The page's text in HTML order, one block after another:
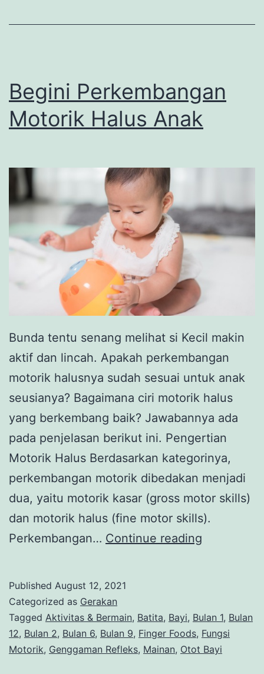
Begini Perkembangan
Motorik Halus Anak
Bunda tentu senang melihat si Kecil makin
aktif dan lincah. Apakah perkembangan
motorik halusnya sudah sesuai untuk anak
seusianya? Bagaimana ciri motorik halus
yang berkembang baik? Jawabannya ada
pada penjelasan berikut ini. Pengertian
Motorik Halus Berdasarkan kategorinya,
perkembangan motorik dibedakan menjadi
dua, yaitu motorik kasar (gross motor skills)
dan motorik halus (fine motor skills).
Perkembangan… Continue reading
Anak
Published August 12, 2021
Categorized as Gerakan
Tagged Aktivitas & Bermain, Batita, Bayi, Bulan 1, Bulan
12, Bulan 2, Bulan 6, Bulan 9, Finger Foods, Fungsi
Motorik, Genggaman Refleks, Mainan, Otot Bayi